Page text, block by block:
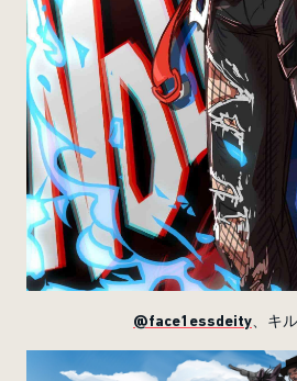
@face1essdeity、キ